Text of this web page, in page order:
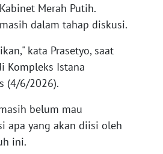
Merah Putih.
dalam tahap diskusi.
kata Prasetyo, saat
Kompleks Istana
(4/6/2026).
belum mau
apa yang akan diisi oleh
ini.